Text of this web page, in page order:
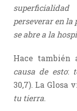
perseverar en
se abre a la
Hace también
causa de esto:
30,7). La Glosa
tu tierra.